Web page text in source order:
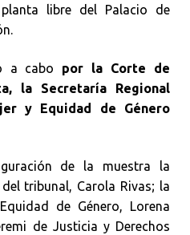
libre del Palacio de
a cabo por la Corte de
la Secretaría Regional
y Equidad de Género
de la muestra la
tribunal, Carola Rivas; la
de Género, Lorena
de Justicia y Derechos